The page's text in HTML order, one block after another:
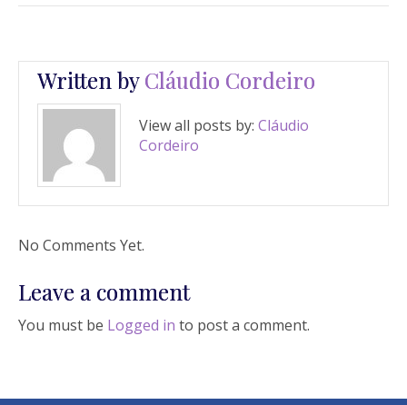
Written byCláudio Cordeiro
View all posts by: Cláudio
Cordeiro
No Comments Yet.
Leave a comment
You must be Logged in to post a comment.